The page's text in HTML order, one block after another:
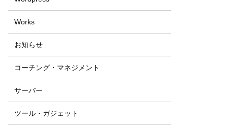
Works
お知らせ
コーチング・マネジメント
サーバー
ツール・ガジェット